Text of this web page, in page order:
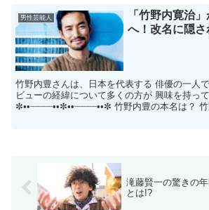
男性芸能人
「竹野内寛治
へ！改名に隠さ
竹野内豊さんは、日本を代表する 俳優の一人
ビューの経緯について多くの方が 興味を持って
✼••┈┈┈┈••✼••┈┈┈┈••✼ 竹野内豊の本名は？
滝藤賢一の驚きの
とは!?